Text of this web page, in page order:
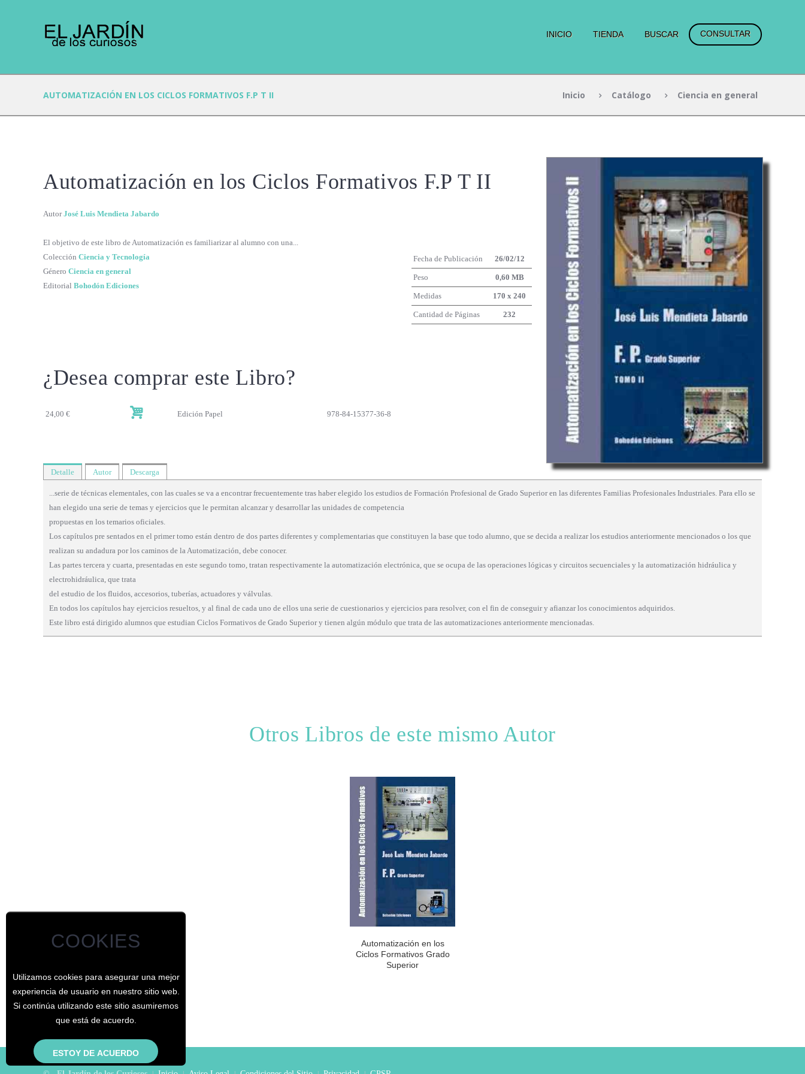
COOKIES
Utilizamos cookies para asegurar una mejor
experiencia de usuario en nuestro sitio web.
Si continúa utilizando este sitio asumiremos
que está de acuerdo.
INICIO TIENDA BUSCAR CONSULTAR
AUTOMATIZACIÓN EN LOS CICLOS FORMATIVOS F.P T II Inicio Catálogo Ciencia en general
Automatización en los Ciclos Formativos F.P T II
AutorJosé Luis Mendieta Jabardo
El objetivo de este libro de Automatización es familiarizar al alumno con una...
Colección Ciencia y Tecnología
Género Ciencia en general
Editorial Bohodón Ediciones
Fecha de Publicación 26/02/12
Peso 0,60 MB
Medidas 170 x 240
Cantidad de Páginas 232
¿Desea comprar este Libro?
24,00 € Edición Papel 978-84-15377-36-8
Detalle Autor Descarga
...serie de técnicas elementales, con las cuales se va a encontrar frecuentemente tras haber elegido los estudios de Formación Profesional de Grado Superior en las diferentes Familias Profesionales Industriales. Para ello se
han elegido una serie de temas y ejercicios que le permitan alcanzar y desarrollar las unidades de competencia
propuestas en los temarios oficiales.
Los capítulos pre sentados en el primer tomo están dentro de dos partes diferentes y complementarias que constituyen la base que todo alumno, que se decida a realizar los estudios anteriormente mencionados o los que
realizan su andadura por los caminos de la Automatización, debe conocer.
Las partes tercera y cuarta, presentadas en este segundo tomo, tratan respectivamente la automatización electrónica, que se ocupa de las operaciones lógicas y circuitos secuenciales y la automatización hidráulica y
electrohidráulica, que trata
del estudio de los fluidos, accesorios, tuberías, actuadores y válvulas.
En todos los capítulos hay ejercicios resueltos, y al final de cada uno de ellos una serie de cuestionarios y ejercicios para resolver, con el fin de conseguir y afianzar los conocimientos adquiridos.
Este libro está dirigido alumnos que estudian Ciclos Formativos de Grado Superior y tienen algún módulo que trata de las automatizaciones anteriormente mencionadas.
Otros Libros de este mismo Autor
Automatización en los
Ciclos Formativos Grado
Superior